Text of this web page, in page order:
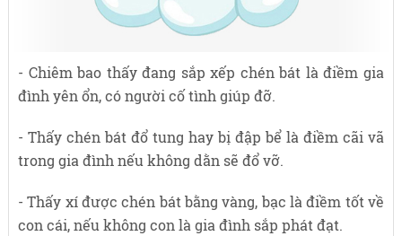
- Chiêm bao thấy đang sắp xếp chén bát là điềm gia
đình yên ổn, có người cố tình giúp đỡ.
- Thấy chén bát đổ tung hay bị đập bể là điềm cãi vã
trong gia đình nếu không dằn sẽ đổ vỡ.
- Thấy xí được chén bát bằng vàng, bạc là điềm tốt về
con cái, nếu không con là gia đình sắp phát đạt.